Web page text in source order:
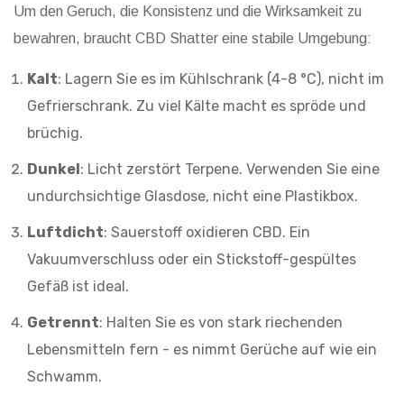
Um den Geruch, die Konsistenz und die Wirksamkeit zu
bewahren, braucht CBD Shatter eine stabile Umgebung:
Kalt: Lagern Sie es im Kühlschrank (4-8 °C), nicht im
Gefrierschrank. Zu viel Kälte macht es spröde und
brüchig.
Dunkel : Licht zerstört Terpene. Verwenden Sie eine
undurchsichtige Glasdose, nicht eine Plastikbox.
Luftdicht: Sauerstoff oxidieren CBD. Ein
Vakuumverschluss oder ein Stickstoff-gespültes
Gefäß ist ideal.
Getrennt: Halten Sie es von stark riechenden
Lebensmitteln fern - es nimmt Gerüche auf wie ein
Schwamm.